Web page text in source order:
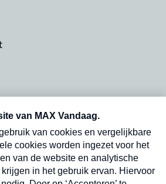
en dinsdagochtend in
Verzend